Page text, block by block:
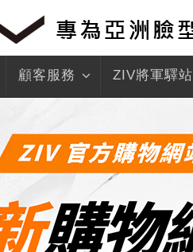
顧客服務 ZIV將軍驛站